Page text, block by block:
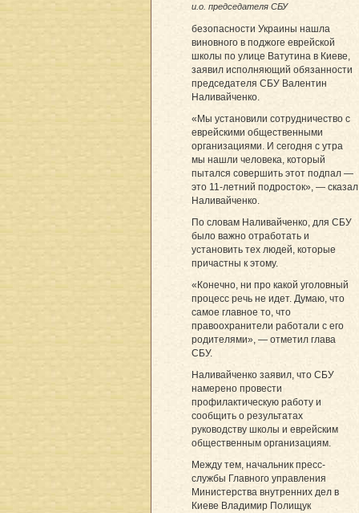
и.о. председателя СБУ
безопасности Украины нашла
виновного в поджоге еврейской
школы по улице Ватутина в Киеве,
заявил исполняющий обязанности
председателя СБУ Валентин
Наливайченко.
«Мы установили сотрудничество с
еврейскими общественными
организациями. И сегодня с утра
мы нашли человека, который
пытался совершить этот подпал —
это 11-летний подросток», — сказал
Наливайченко.
По словам Наливайченко, для СБУ
было важно отработать и
установить тех людей, которые
причастны к этому.
«Конечно, ни про какой уголовный
процесс речь не идет. Думаю, что
самое главное то, что
правоохранители работали с его
родителями», — отметил глава
СБУ.
Наливайченко заявил, что СБУ
намерено провести
профилактическую работу и
сообщить о результатах
руководству школы и еврейским
общественным организациям.
Между тем, начальник пресс-
службы Главного управления
Министерства внутренних дел в
Киеве Владимир Полищук